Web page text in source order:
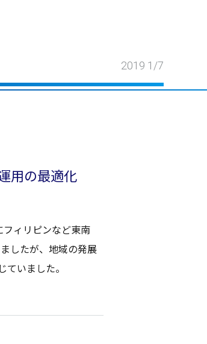
2019 1/7
用の最適化
フィリピンなど東南
したが、 地域の発展
ていました。